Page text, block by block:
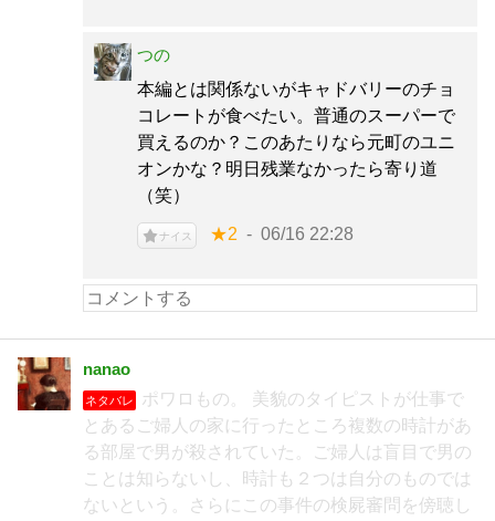
つの
本編とは関係ないがキャドバリーのチョ
コレートが食べたい。普通のスーパーで
買えるのか？このあたりなら元町のユニ
オンかな？明日残業なかったら寄り道
（笑）
ナイス ★2 06/16 22:28
nanao
ネタバレ
ポワロもの。 美貌のタイピストが仕事で
とあるご婦人の家に行ったところ複数の時計があ
る部屋で男が殺されていた。ご婦人は盲目で男の
ことは知らないし、時計も２つは自分のものでは
ないという。さらにこの事件の検屍審問を傍聴し